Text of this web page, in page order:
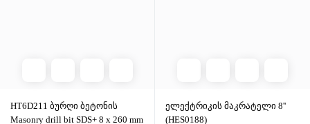
HT6D211 ბურღი ბეტონის
Masonry drill bit SDS+ 8 x 260 mm
ელექტრიკის მაკრატელი 8''
(HES0188)